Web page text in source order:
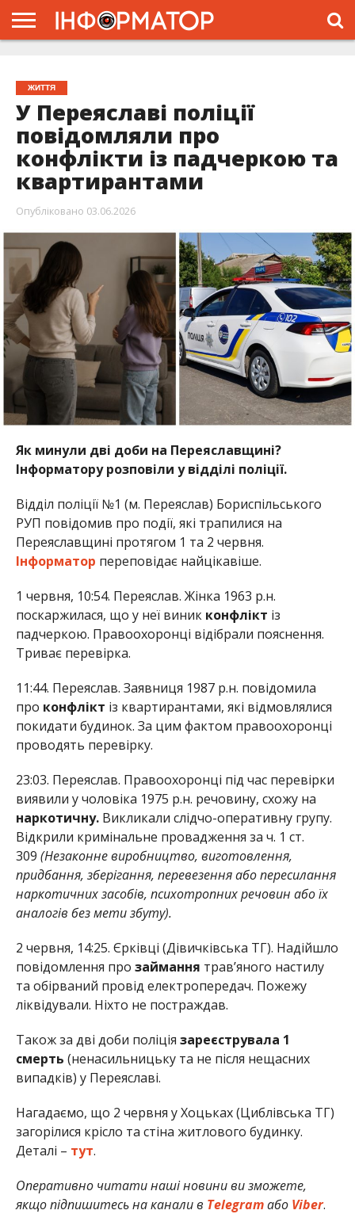
ПРОЄКТ
ЖИТТЯ
У Переяславі поліції
повідомляли про
конфлікти із падчеркою та
квартирантами
Опубліковано 03.06.2026
Як минули дві доби на Переяславщині?
Інформатору розповіли у відділі поліції.
Відділ поліції №1 (м. Переяслав) Бориспільського
РУП повідомив про події, які трапилися на
Переяславщині протягом 1 та 2 червня.
Інформатор переповідає найцікавіше.
1 червня, 10:54. Переяслав. Жінка 1963 р.н.
поскаржилася, що у неї виник конфлікт із
падчеркою. Правоохоронці відібрали пояснення.
Триває перевірка.
11:44. Переяслав. Заявниця 1987 р.н. повідомила
про конфлікт із квартирантами, які відмовлялися
покидати будинок. За цим фактом правоохоронці
проводять перевірку.
23:03. Переяслав. Правоохоронці під час перевірки
виявили у чоловіка 1975 р.н. речовину, схожу на
наркотичну. Викликали слідчо-оперативну групу.
Відкрили кримінальне провадження за ч. 1 ст.
309 (Незаконне виробництво, виготовлення,
придбання, зберігання, перевезення або пересилання
наркотичних засобів, психотропних речовин або їх
аналогів без мети збуту).
2 червня, 14:25. Єрківці (Дівичківська ТГ). Надійшло
повідомлення про займання трав’яного настилу
та обірваний провід електропередач. Пожежу
ліквідували. Ніхто не постраждав.
Також за дві доби поліція зареєструвала 1
смерть (ненасильницьку та не після нещасних
випадків) у Переяславі.
Нагадаємо, що 2 червня у Хоцьках (Циблівська ТГ)
загорілися крісло та стіна житлового будинку.
Деталі – тут.
Оперативно читати наші новини ви зможете,
якщо підпишитесь на канали в Telegramабо Viber.